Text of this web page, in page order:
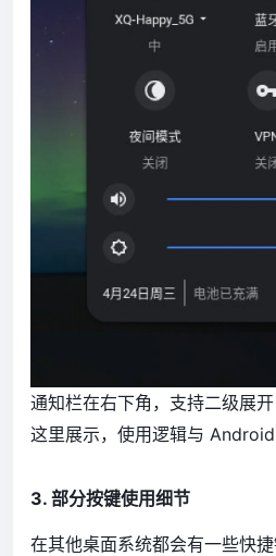
通知栏在右下角，支持二级展
这里展示，使用逻辑与 Android
3. 部分按键使用细节
在其他桌面系统都会有一些快